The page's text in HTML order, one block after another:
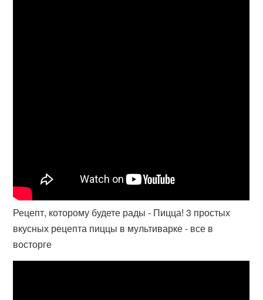
Рецепт, которому будете рады - Пицца! 3 простых
вкусных рецепта пиццы в мультиварке - все в
восторге